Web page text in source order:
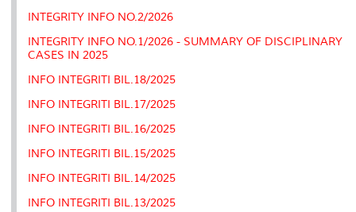
INTEGRITY INFO NO.2/2026
INTEGRITY INFO NO.1/2026 - SUMMARY OF DISCIPLINARY
CASES IN 2025
INFO INTEGRITI BIL.18/2025
INFO INTEGRITI BIL.17/2025
INFO INTEGRITI BIL.16/2025
INFO INTEGRITI BIL.15/2025
INFO INTEGRITI BIL.14/2025
INFO INTEGRITI BIL.13/2025